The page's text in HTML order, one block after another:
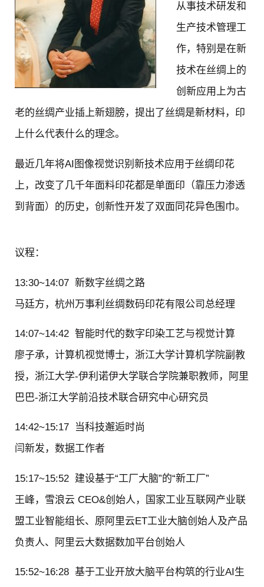
从事技术研发和
生产技术管理工
作，特别是在新
技术在丝绸上的
创新应用上为古
老的丝绸产业插上新翅膀，提出了丝绸是新材料，印
上什么代表什么的理念。
最近几年将AI图像视觉识别新技术应用于丝绸印花
上，改变了几千年面料印花都是单面印（靠压力渗透
到背面）的历史，创新性开发了双面同花异色围巾。
议程：
13:30~14:07 新数字丝绸之路
马廷方，杭州万事利丝绸数码印花有限公司总经理
14:07~14:42 智能时代的数字印染工艺与视觉计算
廖子承， 计算机视觉博士，浙江大学计算机学院副教
授，浙江大学-伊利诺伊大学联合学院兼职教师，阿里
巴巴-浙江大学前沿技术联合研究中心研究员
14:42~15:17
当科技邂逅时尚
闫新发，数据工作者
15:17~15:52 建设基于“工厂大脑”的“新工厂”
王峰，雪浪云 CEO&创始人，国家工业互联网产业联
盟工业智能组长、原阿里云ET工业大脑创始人及产品
负责人、阿里云大数据数加平台创始人
15:52~16:28 基于工业开放大脑平台构筑的行业AI生